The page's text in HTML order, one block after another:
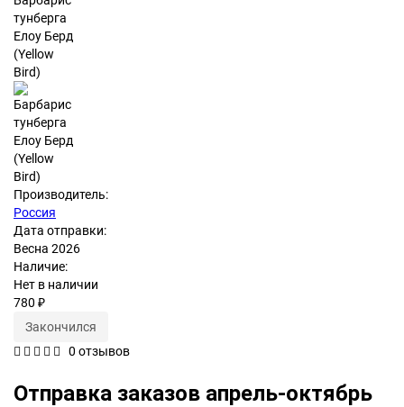
Производитель:
Россия
Дата отправки:
Весна 2026
Наличие:
Нет в наличии
780 ₽
Закончился
0 отзывов
Отправка заказов апрель-октябрь